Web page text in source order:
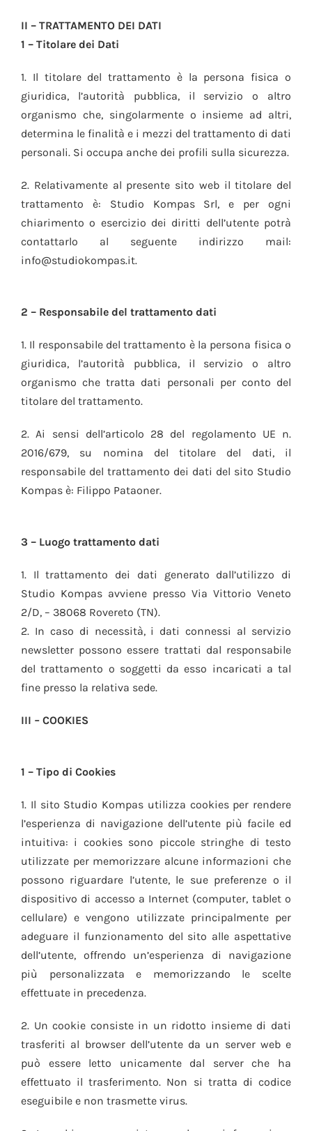
II – TRATTAMENTO DEI DATI
1 – Titolare dei Dati
1. Il titolare del trattamento è la persona fisica o
giuridica, l’autorità pubblica, il servizio o altro
organismo che, singolarmente o insieme ad altri,
determina le finalità e i mezzi del trattamento di dati
personali. Si occupa anche dei profili sulla sicurezza.
2. Relativamente al presente sito web il titolare del
trattamento è: Studio Kompas Srl, e per ogni
chiarimento o esercizio dei diritti dell’utente potrà
contattarlo al seguente indirizzo mail:
info@studiokompas.it.
2 – Responsabile del trattamento dati
1. Il responsabile del trattamento è la persona fisica o
giuridica, l’autorità pubblica, il servizio o altro
organismo che tratta dati personali per conto del
titolare del trattamento.
2. Ai sensi dell’articolo 28 del regolamento UE n.
2016/679, su nomina del titolare del dati, il
responsabile del trattamento dei dati del sito Studio
Kompas è: Filippo Pataoner.
3 – Luogo trattamento dati
1. Il trattamento dei dati generato dall’utilizzo di
Studio Kompas avviene presso Via Vittorio Veneto
2/D, – 38068 Rovereto (TN).
2. In caso di necessità, i dati connessi al servizio
newsletter possono essere trattati dal responsabile
del trattamento o soggetti da esso incaricati a tal
fine presso la relativa sede.
III – COOKIES
1 – Tipo di Cookies
1. Il sito Studio Kompas utilizza cookies per rendere
l’esperienza di navigazione dell’utente più facile ed
intuitiva: i cookies sono piccole stringhe di testo
utilizzate per memorizzare alcune informazioni che
possono riguardare l’utente, le sue preferenze o il
dispositivo di accesso a Internet (computer, tablet o
cellulare) e vengono utilizzate principalmente per
adeguare il funzionamento del sito alle aspettative
dell’utente, offrendo un’esperienza di navigazione
più personalizzata e memorizzando le scelte
effettuate in precedenza.
2. Un cookie consiste in un ridotto insieme di dati
trasferiti al browser dell’utente da un server web e
può essere letto unicamente dal server che ha
effettuato il trasferimento. Non si tratta di codice
eseguibile e non trasmette virus.